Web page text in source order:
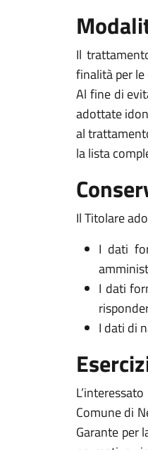
Il
finalità per
Al fine di
adottate
al
la lista
Il Titolare
I dati
I dati
I dati di
Comune di
Garante per